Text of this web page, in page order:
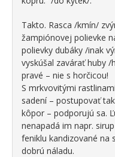
Takto. Rasca /kmín/
žampiónovej polievke
polievky dubáky /inak
vyskúšal zavárať huby
pravé – nie s horčicou!
S mrkvovitými
sadení – postupovať
kôpor – podporujú sa.
nenapadá im napr.
feniklu kandizované na
dobrú náladu.